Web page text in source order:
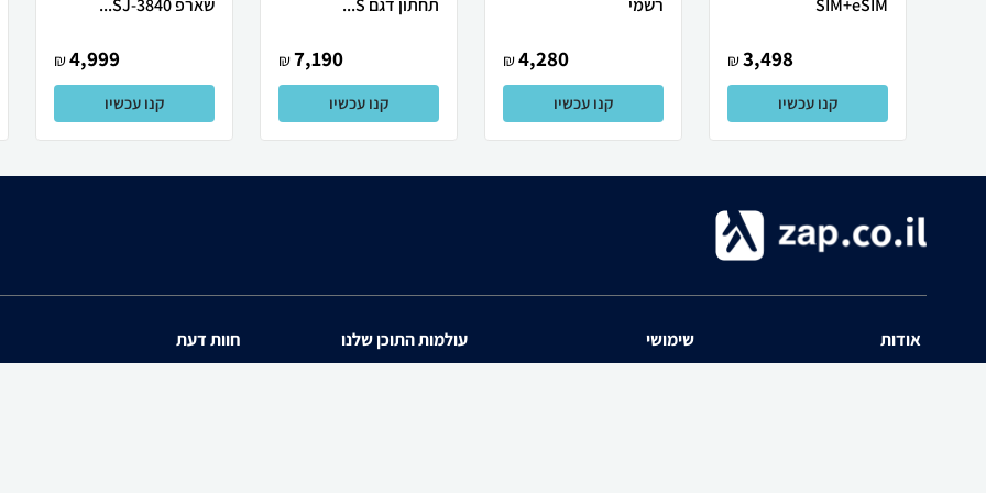
SIM+eSIM
3,498
₪
קנו עכשיו
רשמי
4,280
₪
קנו עכשיו
תחתון דגם S...
7,190
₪
קנו עכשיו
שארפ SJ-3840...
4,999
₪
קנו עכשיו
אודות
שימושי
עולמות התוכן שלנו
חוות דעת